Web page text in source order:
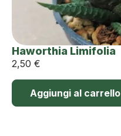
Haworthia Limifolia
2,50 €
Aggiungi al carrello